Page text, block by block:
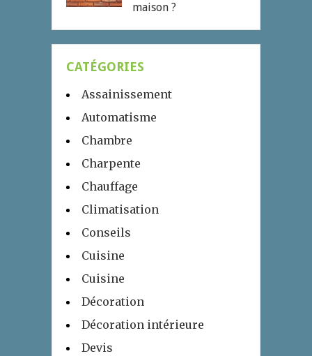
maison ?
CATÉGORIES
Assainissement
Automatisme
Chambre
Charpente
Chauffage
Climatisation
Conseils
Cuisine
Cuisine
Décoration
Décoration intérieure
Devis